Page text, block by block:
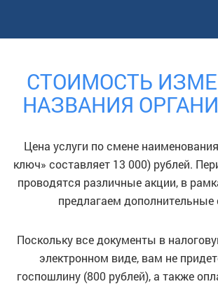
СТОИМОСТЬ
НАЗВАНИЯ
Цена услуги по смене
ключ» составляет 13 000) рублей.
проводятся различные акции, в
предлагаем дополнительные
Поскольку все документы в
электронном виде, вам не
госпошлину (800 рублей), а также